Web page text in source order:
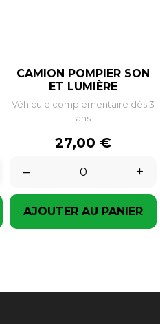
CAMION POMPIER SON
ET LUMIÈRE
Véhicule complémentaire dès 3
ans
Prix
27,00 €
–
+
AJOUTER AU PANIER